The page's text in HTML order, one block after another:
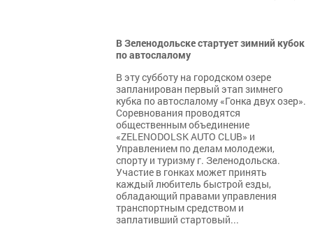
В Зеленодольске стартует зимний кубок
по автослалому
В эту субботу на городском озере
запланирован первый этап зимнего
кубка по автослалому «Гонка двух озер».
Соревнования проводятся
общественным объединение
«ZELENODOLSK AUTO CLUB» и
Управлением по делам молодежи,
спорту и туризму г. Зеленодольска.
Участие в гонках может принять
каждый любитель быстрой езды,
обладающий правами управления
транспортным средством и
заплативший стартовый...